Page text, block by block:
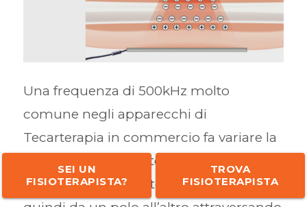
Una frequenza di 500kHz molto
comune negli apparecchi di
Tecarterapia in commercio fa variare la
polarità 500.000 volte al secondo. Il
flusso di corrente alternata si muove
SEI UN
FISIOTERAPISTA?
TROVA
FISIOTERAPISTA